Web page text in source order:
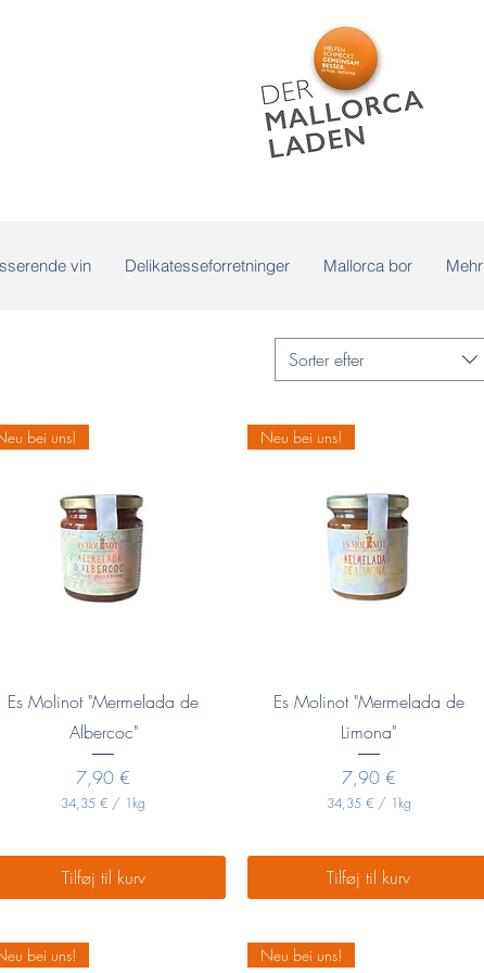
vin Delikatesseforretninger Mallorca bor Mehr
Sorter efter
Hurtigvisning
bei uns!
Es Molinot "Mermelada de
Albercoc"
Pris
7,90 €
34,35 € / 1kg
,
3
5
Tilføj til kurv
Hurtigvisning
Neu bei uns!
Es Molinot "Mermelada de
Limona"
Pris
7,90 €
34,35 € / 1kg
,
3
5
Tilføj til kurv
bei uns! Neu bei uns!